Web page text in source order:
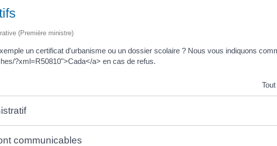
(Première ministre)
un certificat d'urbanisme ou un dossier scolaire ? Nous vous indiquons
?xml=R50810">Cada</a> en cas de refus.
communicables